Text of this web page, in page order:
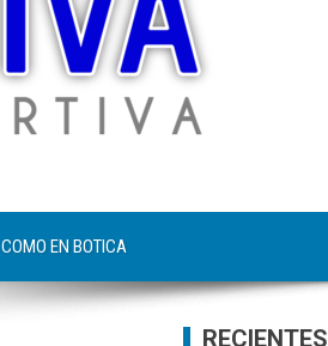
COMO EN BOTICA
RECIENTES